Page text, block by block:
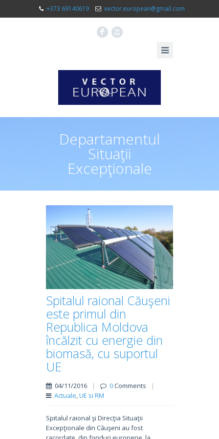
+373 69140619 vector.european@gmail.com
F X
Departamentul
Situaţii
Excepţionale
Spitalul raional Căuşeni
este primul din
Republica Moldova
încălzit cu energie din
biomasă, cu suportul
UE
04/11/2016 | 0Comments
|
Actuale,UE si RM
Spitalul raional şi Direcţia Situaţii
Excepţionale din Căuşeni au fost